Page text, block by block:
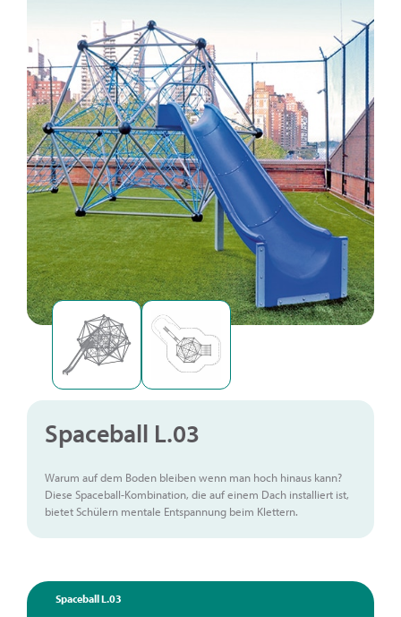
Spaceball L.03
Warum auf dem Boden bleiben wenn man hoch hinaus kann?
Diese Spaceball-Kombination, die auf einem Dach installiert ist,
bietet Schülern mentale Entspannung beim Klettern.
Spaceball L.03